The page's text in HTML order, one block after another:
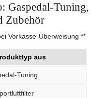
Gaspedal-Tuning,
Zubehör
Vorkasse-Überweisung **
aus
Tuning